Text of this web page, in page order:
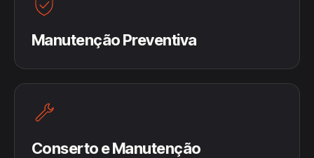
Manutenção Preventiva
Conserto e Manutenção